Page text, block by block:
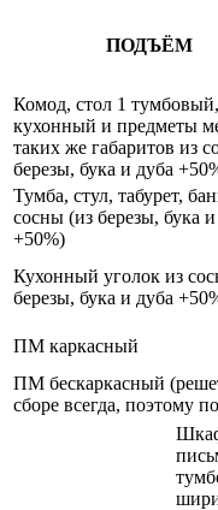
ПОДЪЁМ
Комод, стол 1
кухонный и предметы
таких же габаритов из
березы, бука и дуба
Тумба, стул, табурет,
сосны (из березы, бука и
+50%)
Кухонный уголок из
березы, бука и дуба
ПМ каркасный
ПМ бескаркасный
сборе всегда, поэтому